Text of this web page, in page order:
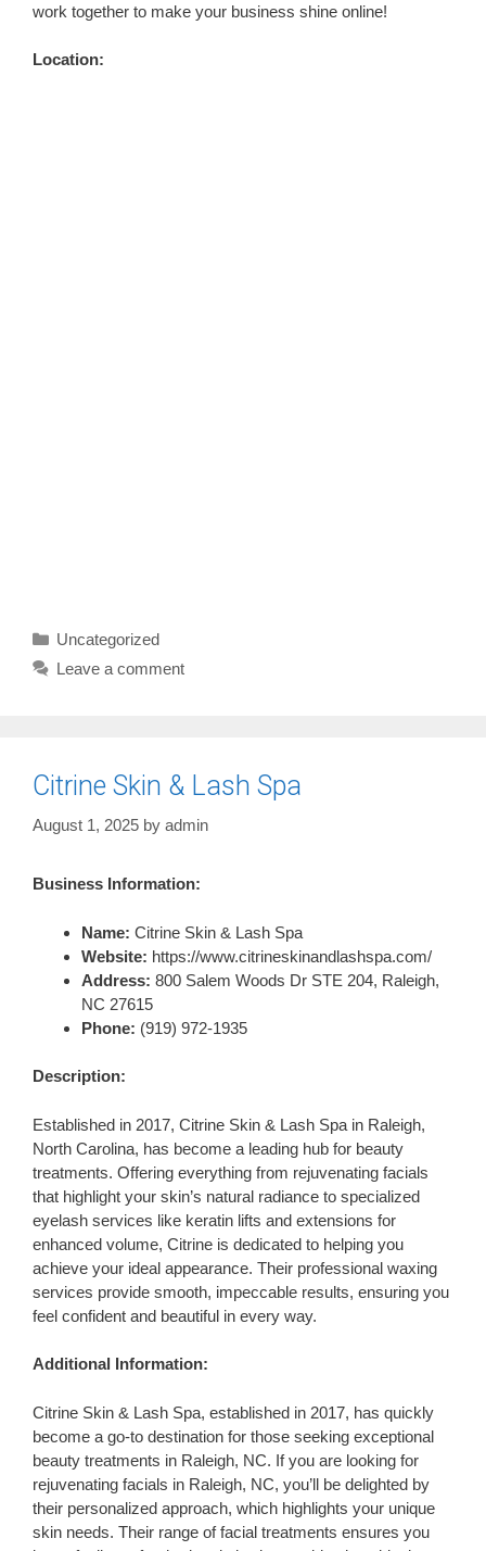
work together to make your business shine online!
Location:
Categories
Uncategorized
Leave a comment
Citrine Skin & Lash Spa
August 1, 2025 by admin
Business Information:
Name: Citrine Skin & Lash Spa
Website: https://www.citrineskinandlashspa.com/
Address: 800 Salem Woods Dr STE 204, Raleigh,
NC 27615
Phone: (919) 972-1935
Description:
Established in 2017, Citrine Skin & Lash Spa in Raleigh,
North Carolina, has become a leading hub for beauty
treatments. Offering everything from rejuvenating facials
that highlight your skin’s natural radiance to specialized
eyelash services like keratin lifts and extensions for
enhanced volume, Citrine is dedicated to helping you
achieve your ideal appearance. Their professional waxing
services provide smooth, impeccable results, ensuring you
feel confident and beautiful in every way.
Additional Information:
Citrine Skin & Lash Spa, established in 2017, has quickly
become a go-to destination for those seeking exceptional
beauty treatments in Raleigh, NC. If you are looking for
rejuvenating facials in Raleigh, NC, you’ll be delighted by
their personalized approach, which highlights your unique
skin needs. Their range of facial treatments ensures you